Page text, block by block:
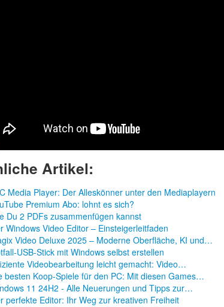
Artikel:
Media Player: Der Alleskönner unter den Mediaplayern
Premium Abo: lohnt es sich?
Du 2 PDFs zusammenfügen kannst
Windows Video Editor – Einsteigerleitfaden
Video Deluxe 2025 – Moderne Oberfläche, KI und…
USB-Stick mit Windows selbst erstellen
Videobearbeitung leicht gemacht: Video…
besten Koop-Spiele für den PC: Mit diesen Games…
11 24H2 - Alle Neuerungen und Tipps zur…
perfekte Editor: Ihr Weg zur kreativen Freiheit